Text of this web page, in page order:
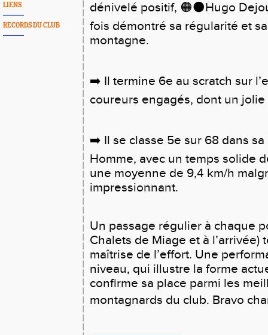
LIENS
RECORDS DU CLUB
dénivelé positif, 🟠⚫️Hugo
fois démontré sa régularité et
montagne.
➡️ Il termine 6e au scratch sur
coureurs engagés, dont un jolie
➡️ Il se classe 5e sur 68 dans
Homme, avec un temps solide
une moyenne de 9,4 km/h
impressionnant.
Un passage régulier à chaque
Chalets de Miage et à l’arrivée)
maîtrise de l’effort. Une
niveau, qui illustre la forme
confirme sa place parmi les
montagnards du club. Bravo